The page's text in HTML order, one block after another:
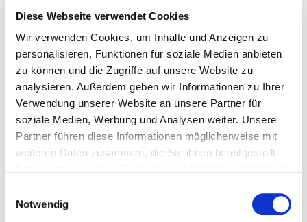
Diese Webseite verwendet Cookies
Wir verwenden Cookies, um Inhalte und Anzeigen zu
personalisieren, Funktionen für soziale Medien anbieten
zu können und die Zugriffe auf unsere Website zu
analysieren. Außerdem geben wir Informationen zu Ihrer
Verwendung unserer Website an unsere Partner für
soziale Medien, Werbung und Analysen weiter. Unsere
Partner führen diese Informationen möglicherweise mit
weiteren Daten zusammen, die Sie ihnen bereitgestellt
Cookies, wenn Sie unsere Webseite weiterhin nutzen.
Notwendig
Dieser Kurs findet jeweils von 09:00 - 17:00 Uhr statt.
Referenten
Ana-Kristin Klix
Termine
14.09.2026 - 15.09.2026
398,00 € Mitglieder | 598,00 € Standard
zzgl. MwSt.